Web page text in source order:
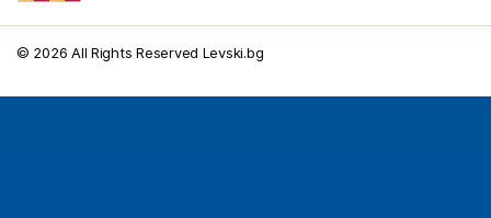
© 2026 All Rights Reserved Levski.bg